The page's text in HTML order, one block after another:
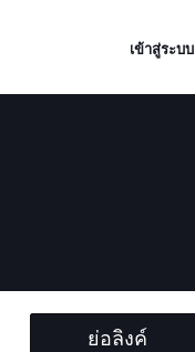
เข้าสู่ระบบ
ย่อลิงค์